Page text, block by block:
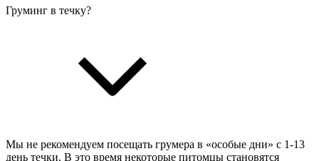
Груминг в течку?
Мы не рекомендуем посещать грумера в «особые дни» с 1-13
день течки. В это время некоторые питомцы становятся